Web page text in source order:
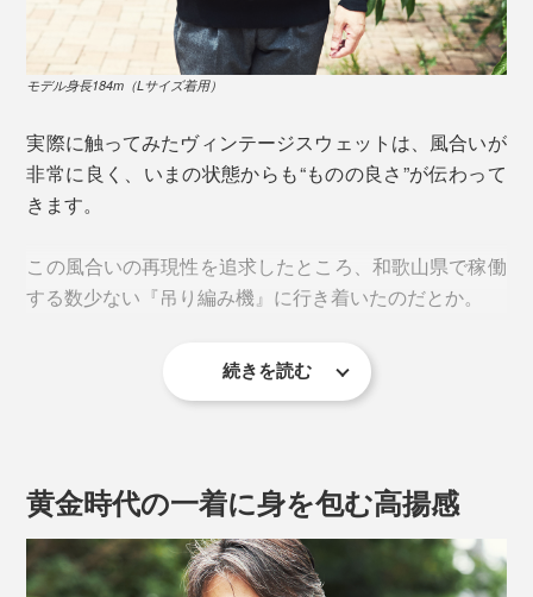
なりそうです。
モデル身長184m（Lサイズ着用）
モデル身長184m（Lサイズ着用）
実際に触ってみたヴィンテージスウェットは、風合いが
非常に良く、いまの状態からも“ものの良さ”が伝わって
きます。
この風合いの再現性を追求したところ、和歌山県で稼働
する数少ない『吊り編み機』に行き着いたのだとか。
続きを読む
黄金時代の一着に身を包む高揚感